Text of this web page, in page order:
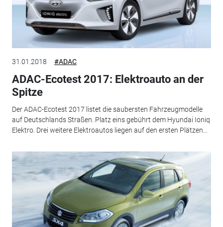
31.01.2018 #ADAC
ADAC-Ecotest 2017: Elektroauto an der
Spitze
Der ADAC-Ecotest 2017 listet die saubersten Fahrzeugmodelle
auf Deutschlands Straßen. Platz eins gebührt dem Hyundai Ioniq
Elektro. Drei weitere Elektroautos liegen auf den ersten Plätzen...